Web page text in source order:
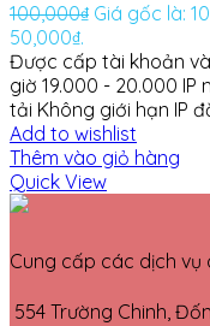
100,000₫ Giá gốc là:
50,000₫.
Được cấp tài khoản
giờ 19.000 - 20.000 IP
tải Không giới hạn IP
Add to wishlist
Thêm vào giỏ hàng
Quick View
Cung cấp các dịch vụ
554 Trường Chinh,